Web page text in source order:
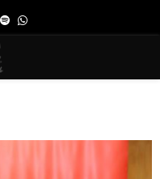
SpotifyWhatsapp